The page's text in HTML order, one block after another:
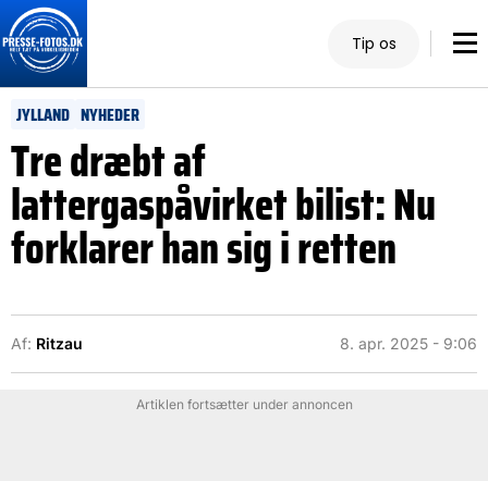
Tip os
JYLLAND NYHEDER
Tre dræbt af
lattergaspåvirket bilist: Nu
forklarer han sig i retten
Af: Ritzau 8. apr. 2025 - 9:06
Artiklen fortsætter under annoncen